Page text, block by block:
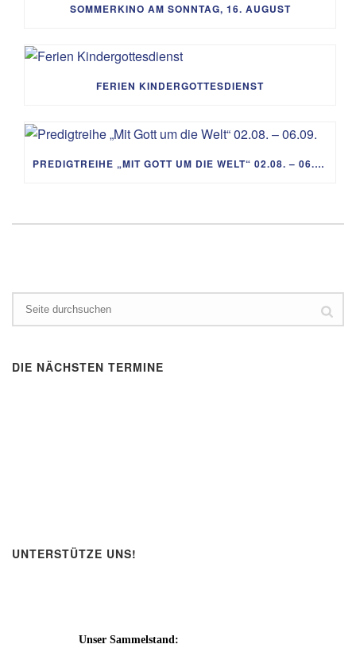
SOMMERKINO AM SONNTAG, 16. AUGUST
FERIEN KINDERGOTTESDIENST
PREDIGTREIHE „MIT GOTT UM DIE WELT“ 02.08. – 06.09.
DIE NÄCHSTEN TERMINE
UNTERSTÜTZE UNS!